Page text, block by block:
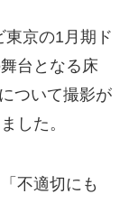
京の1月期ド
台となる床
ついて撮影が
した。
不適切にも